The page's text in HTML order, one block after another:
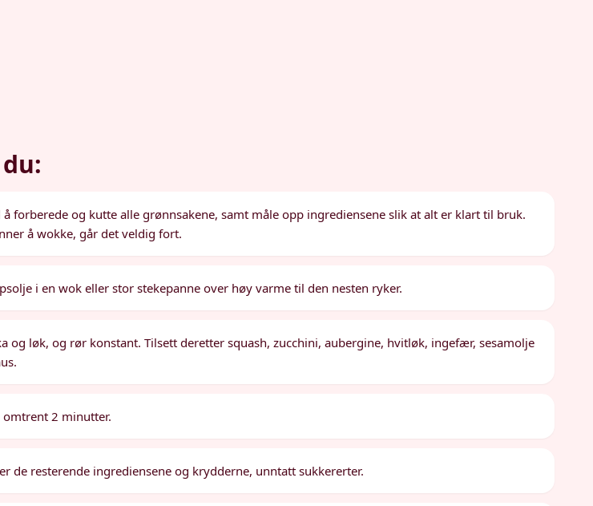
å forberede og kutte alle grønnsakene, samt måle opp ingrediensene slik at alt er klart til bruk.
å wokke, går det veldig fort.
i en wok eller stor stekepanne over høy varme til den nesten ryker.
og løk, og rør konstant. Tilsett deretter squash, zucchini, aubergine, hvitløk, ingefær, sesamolje
omtrent 2 minutter.
de resterende ingrediensene og krydderne, unntatt sukkererter.